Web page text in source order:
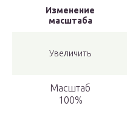
Изменение
масштаба
Увеличить
Масштаб
100%